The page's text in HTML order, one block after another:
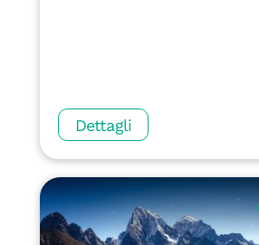
Dettagli